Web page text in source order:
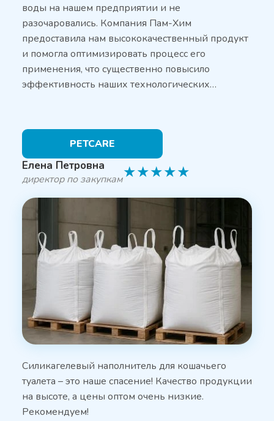
воды на нашем предприятии и не
разочаровались. Компания Пам-Хим
предоставила нам высококачественный продукт
и помогла оптимизировать процесс его
применения, что существенно повысило
эффективность наших технологических…
PETCARE
Елена Петровна
директор по закупкам★★★★★
Силикагелевый наполнитель для кошачьего
туалета – это наше спасение! Качество продукции
на высоте, а цены оптом очень низкие.
Рекомендуем!